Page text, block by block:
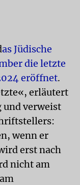
as Jüdische
die letzte
eröffnet.
erläutert
und verweist
wenn er
erst nach
nicht am